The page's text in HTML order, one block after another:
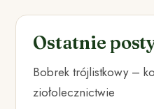
Ostatnie
Bobrek trójlistkowy –
ziołolecznictwie